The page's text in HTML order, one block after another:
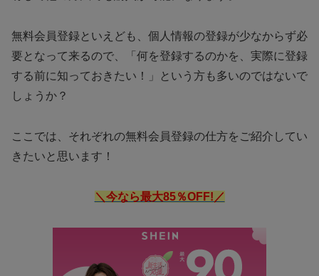
無料会員登録といえども、個人情報の登録が少なからず必
要となって来るので、「何を登録するのかを、実際に登録
する前に知っておきたい！」という方も多いのではないで
しょうか？
ここでは、それぞれの無料会員登録の仕方をご紹介してい
きたいと思います！
＼今なら最大85％OFF!／